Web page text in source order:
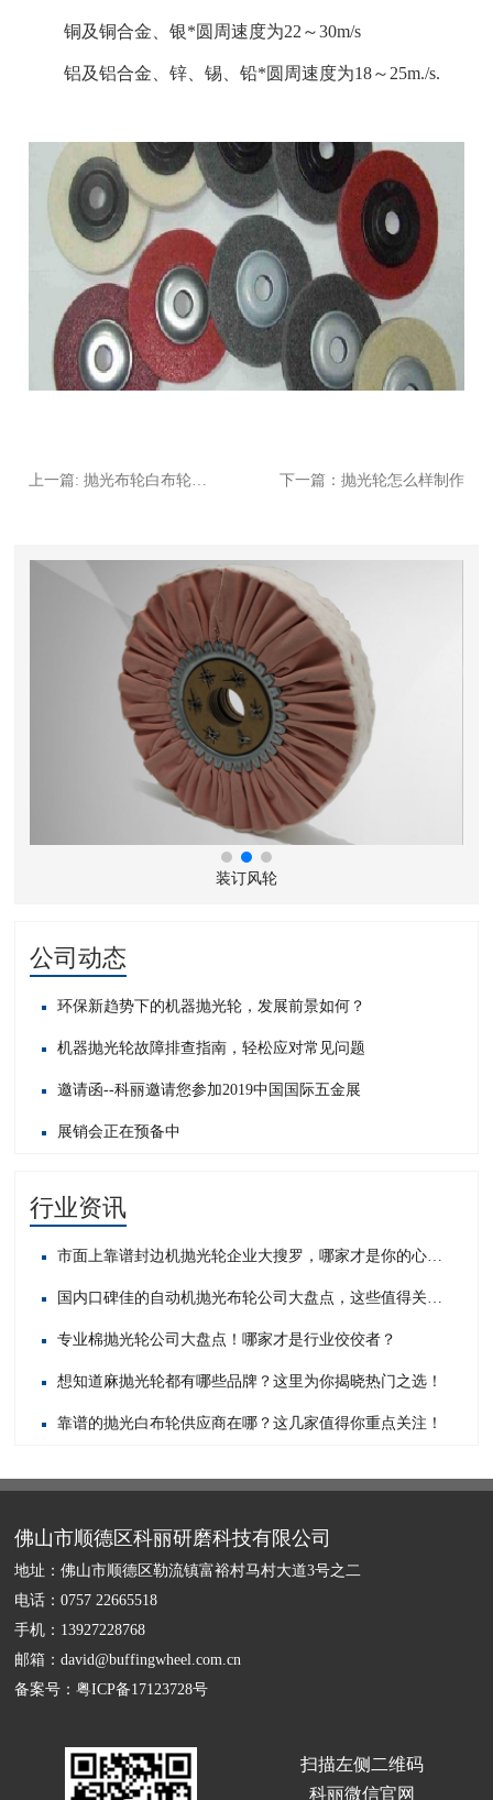
铜及铜合金、银*圆周速度为22～30m/s
铝及铝合金、锌、锡、铅*圆周速度为18～25m./s.
下一篇：抛光轮怎么样制作
装订风轮
公司动态
环保新趋势下的机器抛光轮，发展前景如何？
机器抛光轮故障排查指南，轻松应对常见问题​
邀请函--科丽邀请您参加2019中国国际五金展
展销会正在预备中
行业资讯
专业棉抛光轮公司大盘点！哪家才是行业佼佼者？
想知道麻抛光轮都有哪些品牌？这里为你揭晓热门之选！
靠谱的抛光白布轮供应商在哪？这几家值得你重点关注！
佛山市顺德区科丽研磨科技有限公司
地址：佛山市顺德区勒流镇富裕村马村大道3号之二
电话：0757 22665518
手机：13927228768
邮箱：david@buffingwheel.com.cn
备案号：粤ICP备17123728号
扫描左侧二维码
科丽微信官网